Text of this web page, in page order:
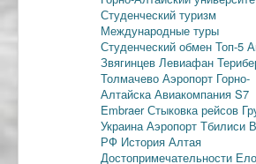
Студенческий туризм
Международные туры
Студенческий обмен Топ-5
Звягинцев Левиафан
Толмачево Аэропорт Горно-
Алтайска Авиакомпания S7
EmbraerСтыковка рейсов
Украина Аэропорт Тбилиси
РФ История Алтая
Достопримечательности Ело